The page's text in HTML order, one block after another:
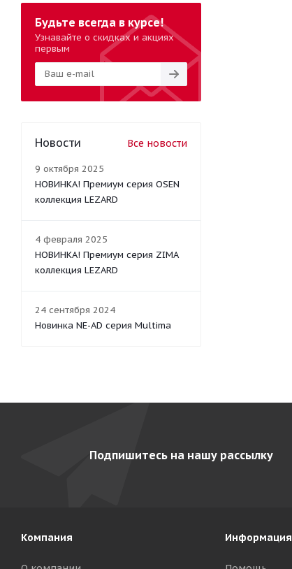
Будьте всегда в курсе!
Узнавайте о скидках и акциях
первым
Новости Все новости
9 октября 2025
НОВИНКА! Премиум серия OSEN
коллекция LEZARD
4 февраля 2025
НОВИНКА! Премиум серия ZIMA
коллекция LEZARD
24 сентября 2024
Новинка NE-AD серия Multima
Подпишитесь на нашу рассылку
Компания Информация